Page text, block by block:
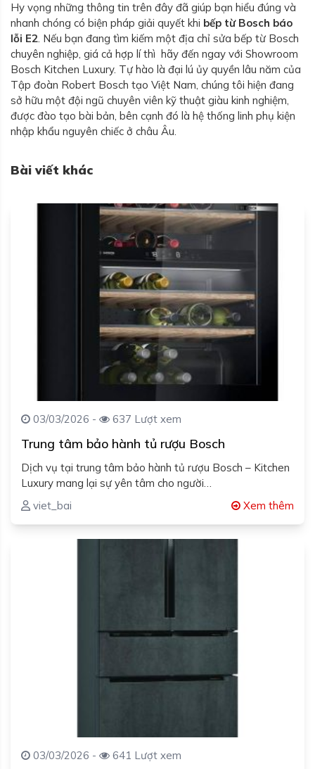
Hy vọng những thông tin trên đây đã giúp bạn hiểu đúng và
nhanh chóng có biện pháp giải quyết khi bếp từ Bosch báo
lỗi E2 . Nếu bạn đang tìm kiếm một địa chỉ sửa bếp từ Bosch
chuyên nghiệp, giá cả hợp lí thì hãy đến ngay với Showroom
Bosch Kitchen Luxury. Tự hào là đại lú ủy quyền lâu năm của
Tập đoàn Robert Bosch tạo Việt Nam, chúng tôi hiện đang
sở hữu một đội ngũ chuyên viên kỹ thuật giàu kinh nghiệm,
được đào tạo bài bản, bên cạnh đó là hệ thống linh phụ kiện
nhập khẩu nguyên chiếc ở châu Âu.
Bài viết khác
03/03/2026 - 637 Lượt xem
Trung tâm bảo hành tủ rượu Bosch
Dịch vụ tại trung tâm bảo hành tủ rượu Bosch – Kitchen
Luxury mang lại sự yên tâm cho người…
viet_bai
Xem thêm
03/03/2026 - 641 Lượt xem